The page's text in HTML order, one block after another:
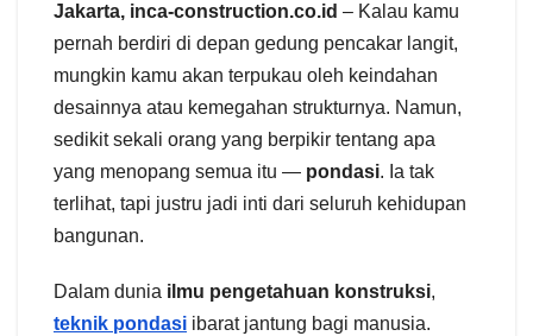
Jakarta, inca-construction.co.id – Kalau kamu
pernah berdiri di depan gedung pencakar langit,
mungkin kamu akan terpukau oleh keindahan
desainnya atau kemegahan strukturnya. Namun,
sedikit sekali orang yang berpikir tentang apa
yang menopang semua itu — pondasi. Ia tak
terlihat, tapi justru jadi inti dari seluruh kehidupan
bangunan.
Dalam dunia ilmu pengetahuan konstruksi,
teknik pondasi ibarat jantung bagi manusia.